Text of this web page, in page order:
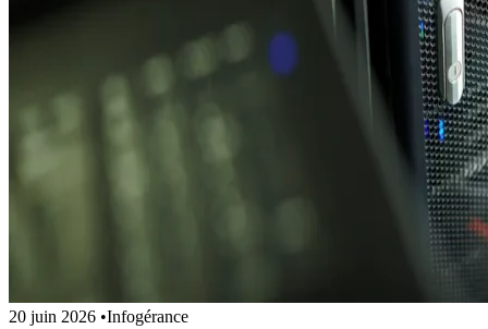
20 juin 2026 •Infogérance